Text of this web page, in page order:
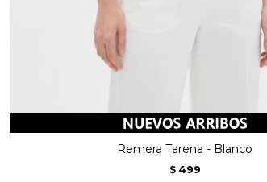
Remera Tarena - Blanco
$ 499